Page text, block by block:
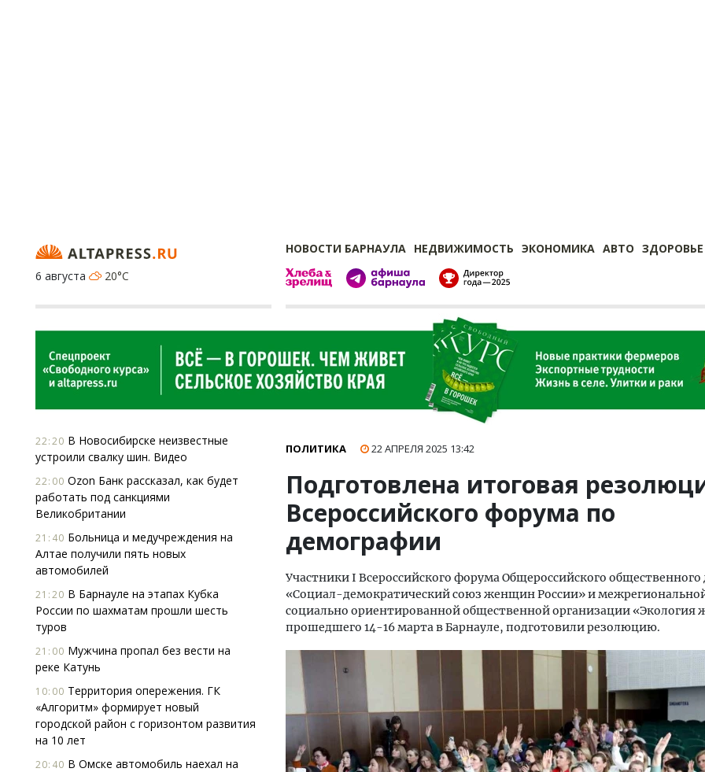
НОВОСТИ БАРНАУЛА НЕДВИЖИМОСТЬ ЭКОНОМИКА АВТО ЗДОРОВЬЕ
6 августа
20°C
22:20 В Новосибирске неизвестные
устроили свалку шин. Видео
22:00 Ozon Банк рассказал, как будет
работать под санкциями
Великобритании
21:40 Больница и медучреждения на
Алтае получили пять новых
автомобилей
21:20 В Барнауле на этапах Кубка
России по шахматам прошли шесть
туров
21:00 Мужчина пропал без вести на
реке Катунь
10:00 Территория опережения. ГК
«Алгоритм» формирует новый
городской район с горизонтом развития
на 10 лет
20:40 В Омске автомобиль наехал на
ПОЛИТИКА 22 АПРЕЛЯ 2025 13:42
Подготовлена итоговая
Всероссийского форума по
демографии
Участники I Всероссийского форума Общероссийского
«Социал-демократический союз женщин России» и
социально ориентированной общественной организации
прошедшего 14-16 марта в Барнауле, подготовили резолюцию.